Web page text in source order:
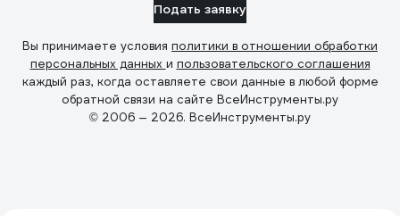
Подать заявку
Вы принимаете условия политики в отношении обработки
персональных данных и пользовательского соглашения
каждый раз, когда оставляете свои данные в любой форме
обратной связи на сайте ВсеИнструменты.ру
© 2006 — 2026. ВсеИнструменты.ру